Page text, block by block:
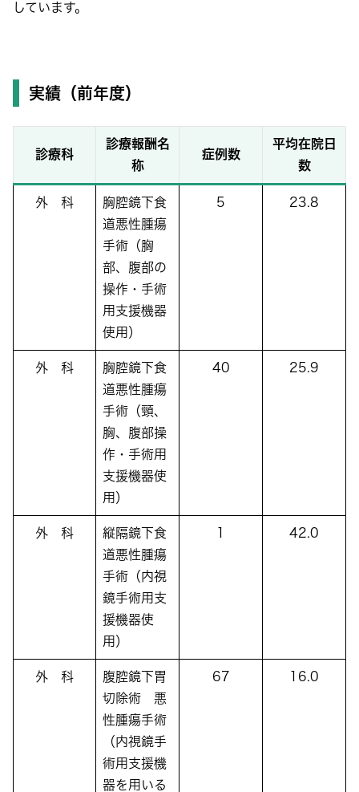
しています。
実績（前年度）
診療科
診療報酬名
称
症例数
平均在院日
数
外 科
胸腔鏡下食
道悪性腫瘍
手術（胸
部、腹部の
操作・手術
用支援機器
使用）
5 23.8
外 科
胸腔鏡下食
道悪性腫瘍
手術（頸、
胸、腹部操
作・手術用
支援機器使
用）
40 25.9
外 科
縦隔鏡下食
道悪性腫瘍
手術（内視
鏡手術用支
援機器使
用）
1 42.0
外 科
腹腔鏡下胃
切除術 悪
性腫瘍手術
（内視鏡手
術用支援機
器を用いる
67 16.0